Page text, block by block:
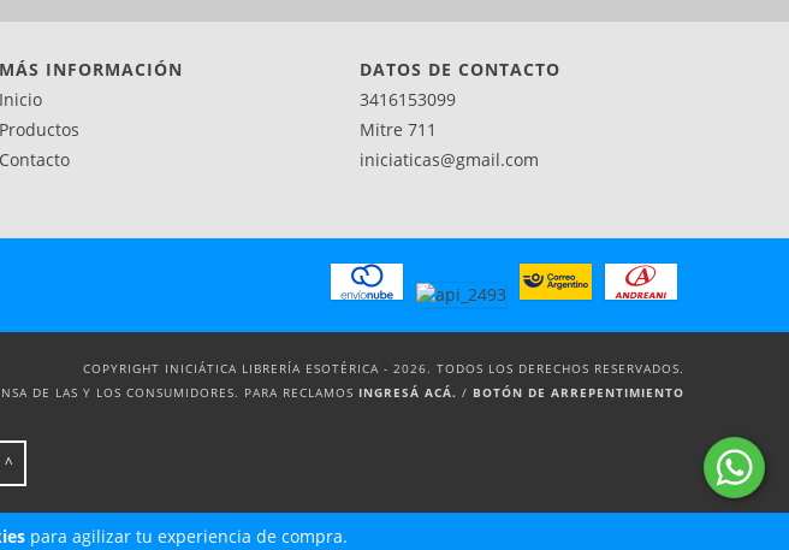
para agilizar tu experiencia de compra.
MÁS INFORMACIÓN
Inicio
Productos
Contacto
DATOS DE CONTACTO
3416153099
Mitre 711
iniciaticas@gmail.com
COPYRIGHT INICIÁTICA LIBRERÍA ESOTÉRICA - 2026. TODOS LOS DERECHOS RESERVADOS.
DE LAS Y LOS CONSUMIDORES. PARA RECLAMOS INGRESÁ ACÁ. / BOTÓN DE ARREPENTIMIENTO
^